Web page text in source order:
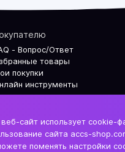
- Вопрос/Ответ
товары
покупки
инструменты
сайт использует cookie-
сайта accs-
поменять настройки